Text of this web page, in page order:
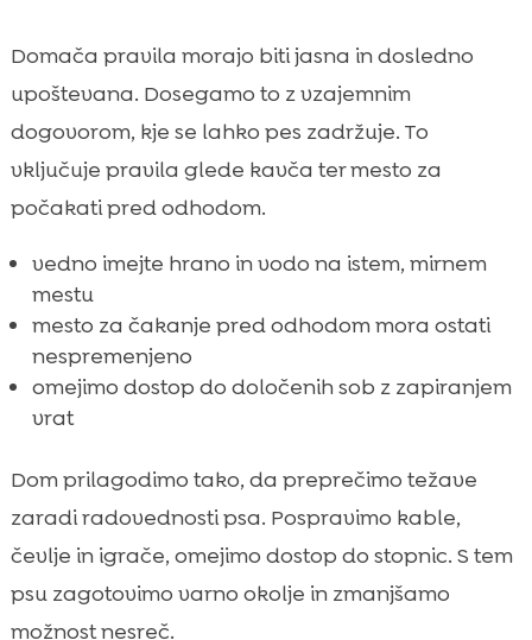
Domača pravila morajo biti jasna in dosledno
upoštevana. Dosegamo to z vzajemnim
dogovorom, kje se lahko pes zadržuje. To
vključuje pravila glede kavča ter mesto za
počakati pred odhodom.
vedno imejte hrano in vodo na istem, mirnem
mestu
mesto za čakanje pred odhodom mora ostati
nespremenjeno
omejimo dostop do določenih sob z zapiranjem
vrat
Dom prilagodimo tako, da preprečimo težave
zaradi radovednosti psa. Pospravimo kable,
čevlje in igrače, omejimo dostop do stopnic. S tem
psu zagotovimo varno okolje in zmanjšamo
možnost nesreč.